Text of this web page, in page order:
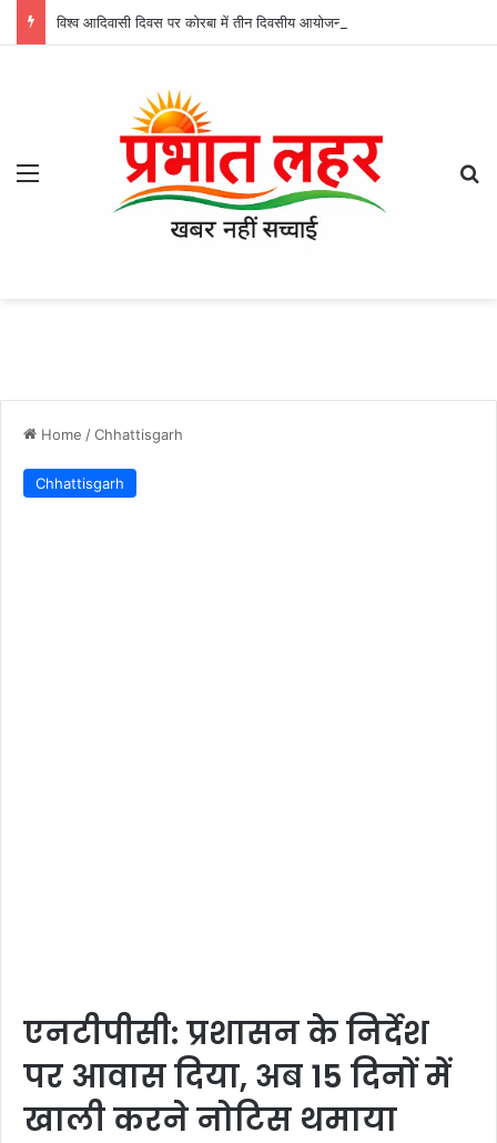
Menu
Home /Chhattisgarh
Chhattisgarh
एनटीपीसी: प्रशासन के निर्देश
पर आवास दिया, अब 15 दिनों में
खाली करने नोटिस थमाया